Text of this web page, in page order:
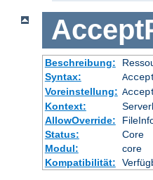
Beschreibung:
Syntax:
Voreinstellung:
Kontext:
AllowOverride:
Status:
Core
Modul:
core
Kompatibilität: